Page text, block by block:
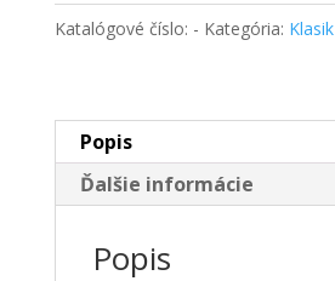
-Katalógové číslo: - Kategória: Klasik
Popis
Ďalšie informácie
Popis